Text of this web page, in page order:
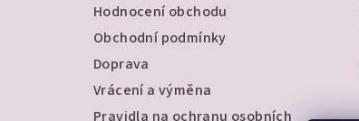
Hodnocení obchodu
Obchodní podmínky
Doprava
Vrácení a výměna
Pravidla na ochranu osobních